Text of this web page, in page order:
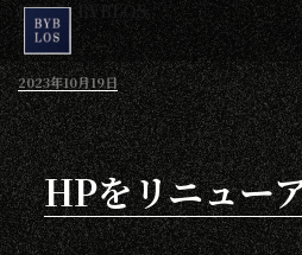
コ
ン
テ
ン
ツ
へ
ス
キ
ッ
投稿者: BYBLOS
投
稿
日:
2023年10月19日
HPをリニュー